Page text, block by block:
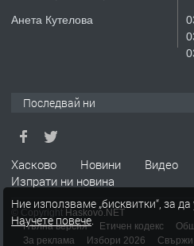
Училищни,
Анета Кутелова
Последвай ни
Хасково Новини Видео
Изпрати ни новина
© Copyright Haskovo.NET
Пълна версия
Етичен кодекс
За реклама
Избори 2026 Свържи
Ние използваме „бисквитки“, за
Научете повече.